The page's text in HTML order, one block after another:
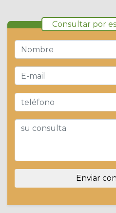
Consultar por
Enviar